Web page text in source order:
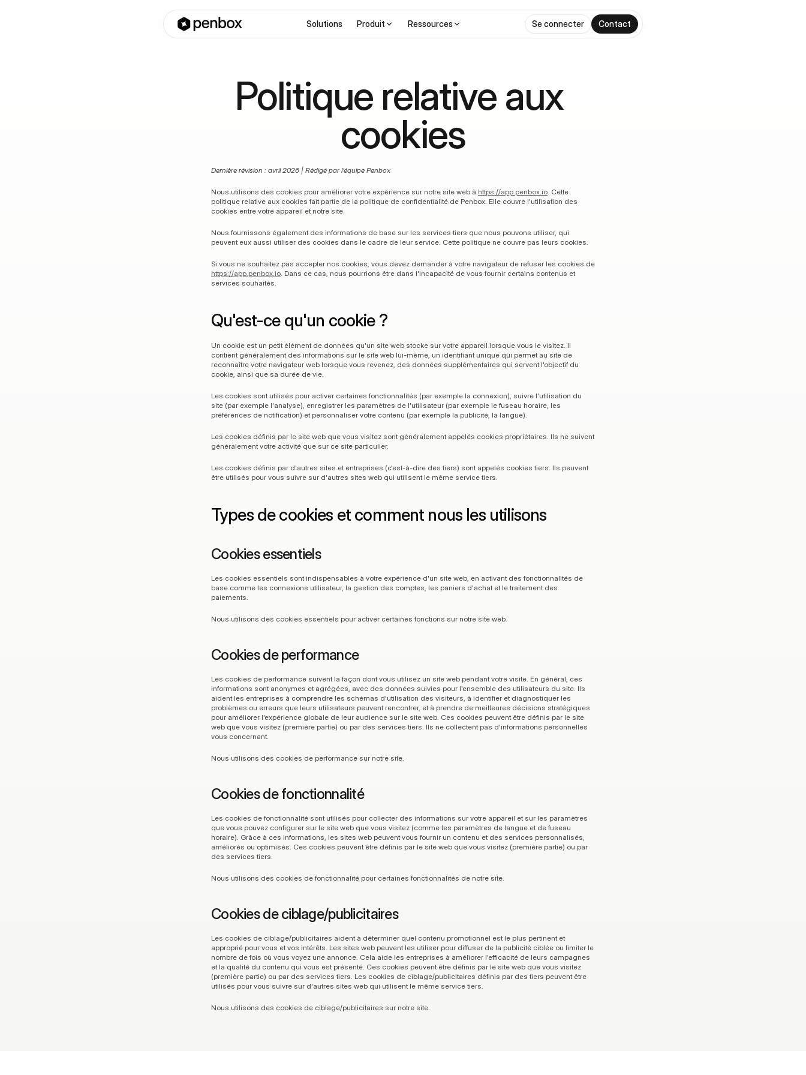
Solutions Produit Ressources Se connecter Contact
Politique relative aux
cookies
Dernière révision : avril 2026 | Rédigé par l'équipe Penbox
Nous utilisons des cookies pour améliorer votre expérience sur notre site web à https://app.penbox.io. Cette
politique relative aux cookies fait partie de la politique de confidentialité de Penbox. Elle couvre l'utilisation des
cookies entre votre appareil et notre site.
Nous fournissons également des informations de base sur les services tiers que nous pouvons utiliser, qui
peuvent eux aussi utiliser des cookies dans le cadre de leur service. Cette politique ne couvre pas leurs cookies.
https://app.penbox.io. Dans ce cas, nous pourrions être dans l'incapacité de vous fournir certains contenus et
services souhaités.
Qu'est-ce qu'un cookie ?
Un cookie est un petit élément de données qu'un site web stocke sur votre appareil lorsque vous le visitez. Il
contient généralement des informations sur le site web lui-même, un identifiant unique qui permet au site de
reconnaître votre navigateur web lorsque vous revenez, des données supplémentaires qui servent l'objectif du
cookie, ainsi que sa durée de vie.
Les cookies sont utilisés pour activer certaines fonctionnalités (par exemple la connexion), suivre l'utilisation du
site (par exemple l'analyse), enregistrer les paramètres de l'utilisateur (par exemple le fuseau horaire, les
préférences de notification) et personnaliser votre contenu (par exemple la publicité, la langue).
Les cookies définis par le site web que vous visitez sont généralement appelés cookies propriétaires. Ils ne suivent
généralement votre activité que sur ce site particulier.
Les cookies définis par d'autres sites et entreprises (c'est-à-dire des tiers) sont appelés cookies tiers. Ils peuvent
être utilisés pour vous suivre sur d'autres sites web qui utilisent le même service tiers.
Types de cookies et comment nous les utilisons
Cookies essentiels
Les cookies essentiels sont indispensables à votre expérience d'un site web, en activant des fonctionnalités de
base comme les connexions utilisateur, la gestion des comptes, les paniers d'achat et le traitement des
paiements.
Nous utilisons des cookies essentiels pour activer certaines fonctions sur notre site web.
Cookies de performance
Les cookies de performance suivent la façon dont vous utilisez un site web pendant votre visite. En général, ces
informations sont anonymes et agrégées, avec des données suivies pour l'ensemble des utilisateurs du site. Ils
aident les entreprises à comprendre les schémas d'utilisation des visiteurs, à identifier et diagnostiquer les
problèmes ou erreurs que leurs utilisateurs peuvent rencontrer, et à prendre de meilleures décisions stratégiques
pour améliorer l'expérience globale de leur audience sur le site web. Ces cookies peuvent être définis par le site
web que vous visitez (première partie) ou par des services tiers. Ils ne collectent pas d'informations personnelles
vous concernant.
Nous utilisons des cookies de performance sur notre site.
Cookies de fonctionnalité
Les cookies de fonctionnalité sont utilisés pour collecter des informations sur votre appareil et sur les paramètres
que vous pouvez configurer sur le site web que vous visitez (comme les paramètres de langue et de fuseau
horaire). Grâce à ces informations, les sites web peuvent vous fournir un contenu et des services personnalisés,
améliorés ou optimisés. Ces cookies peuvent être définis par le site web que vous visitez (première partie) ou par
des services tiers.
Nous utilisons des cookies de fonctionnalité pour certaines fonctionnalités de notre site.
Cookies de ciblage/publicitaires
Les cookies de ciblage/publicitaires aident à déterminer quel contenu promotionnel est le plus pertinent et
approprié pour vous et vos intérêts. Les sites web peuvent les utiliser pour diffuser de la publicité ciblée ou limiter le
nombre de fois où vous voyez une annonce. Cela aide les entreprises à améliorer l'efficacité de leurs campagnes
et la qualité du contenu qui vous est présenté. Ces cookies peuvent être définis par le site web que vous visitez
(première partie) ou par des services tiers. Les cookies de ciblage/publicitaires définis par des tiers peuvent être
utilisés pour vous suivre sur d'autres sites web qui utilisent le même service tiers.
Nous utilisons des cookies de ciblage/publicitaires sur notre site.